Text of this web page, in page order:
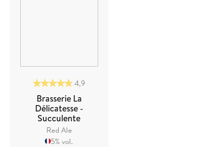
4,9
Brasserie La
Délicatesse -
Succulente
Red Ale
5% vol.